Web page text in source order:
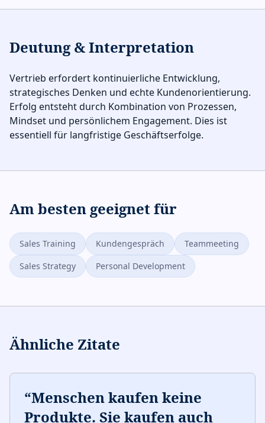
Deutung & Interpretation
Vertrieb erfordert kontinuierliche Entwicklung,
strategisches Denken und echte Kundenorientierung.
Erfolg entsteht durch Kombination von Prozessen,
Mindset und persönlichem Engagement. Dies ist
essentiell für langfristige Geschäftserfolge.
Am besten geeignet für
Sales Training Kundengespräch
Teammeeting
Sales Strategy
Personal Development
Ähnliche Zitate
“Menschen kaufen keine
Produkte. Sie kaufen auch